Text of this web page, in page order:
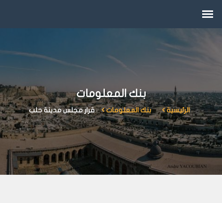
بنك المعلومات
الرئيسية بنك المعلومات قرار مجلس مدينة حلب